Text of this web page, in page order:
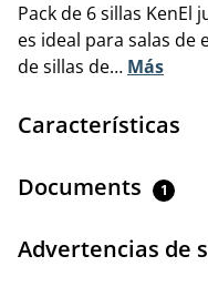
Pack de 6 sillas KenEl
es ideal para salas de
de sillas de… Más
Características
Documents 1
Advertencias de